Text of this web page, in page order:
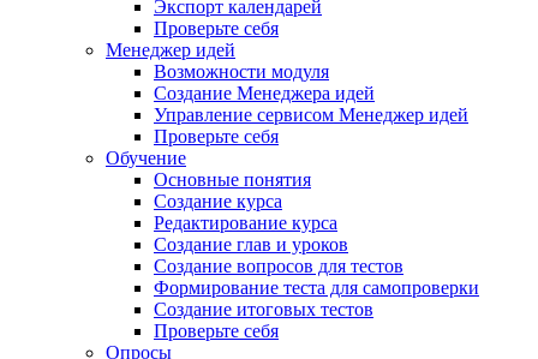
Экспорт календарей
Проверьте себя
Менеджер идей
Возможности модуля
Создание Менеджера идей
Управление сервисом Менеджер идей
Проверьте себя
Обучение
Основные понятия
Создание курса
Редактирование курса
Создание глав и уроков
Создание вопросов для тестов
Формирование теста для самопроверки
Создание итоговых тестов
Проверьте себя
Опросы